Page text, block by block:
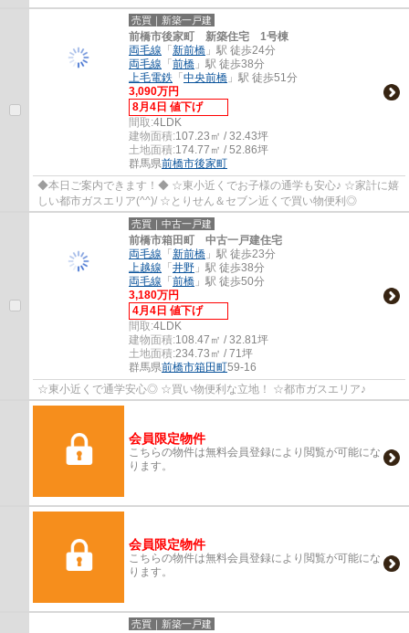
売買｜新築一戸建
前橋市後家町 新築住宅 1号棟
両毛線 「 新前橋 」駅 徒歩24分
両毛線 「 前橋 」駅 徒歩38分
上毛電鉄 「 中央前橋 」駅 徒歩51分
3,090万円
8月4日 値下げ
間取:4LDK
建物面積:107.23㎡ / 32.43坪
土地面積:174.77㎡ / 52.86坪
群馬県前橋市後家町
◆本日ご案内できます！◆ ☆東小近くでお子様の通学も安心♪ ☆家計に嬉
しい都市ガスエリア(^^)/ ☆とりせん＆セブン近くで買い物便利◎
売買｜中古一戸建
前橋市箱田町 中古一戸建住宅
両毛線 「 新前橋 」駅 徒歩23分
上越線 「 井野 」駅 徒歩38分
両毛線 「 前橋 」駅 徒歩50分
3,180万円
4月4日 値下げ
間取:4LDK
建物面積:108.47㎡ / 32.81坪
土地面積:234.73㎡ / 71坪
群馬県前橋市箱田町59-16
☆東小近くで通学安心◎ ☆買い物便利な立地！ ☆都市ガスエリア♪
会員限定物件
こちらの物件は無料会員登録により閲覧が可能にな
ります。
会員限定物件
こちらの物件は無料会員登録により閲覧が可能にな
ります。
売買｜新築一戸建